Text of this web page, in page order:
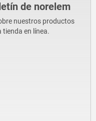
de norelem
nuestros productos
en línea.